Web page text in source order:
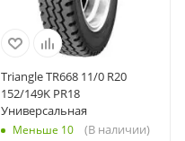
Triangle TR668 11/0 R20
152/149K PR18
Универсальная
Меньше 10 (В наличии)